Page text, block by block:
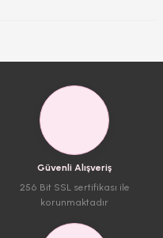
Güvenli Alışveriş
256 Bit SSL sertifikası ile
korunmaktadır